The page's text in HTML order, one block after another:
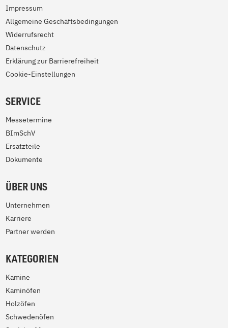
Impressum
Allgemeine Geschäftsbedingungen
Widerrufsrecht
Datenschutz
Erklärung zur Barrierefreiheit
Cookie-Einstellungen
SERVICE
Messetermine
BImSchV
Ersatzteile
Dokumente
ÜBER UNS
Unternehmen
Karriere
Partner werden
KATEGORIEN
Kamine
Kaminöfen
Holzöfen
Schwedenöfen